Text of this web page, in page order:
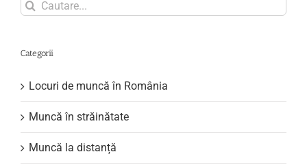
Search
for:
Categorii
Locuri de muncă în România
Muncă în străinătate
Muncă la distanță